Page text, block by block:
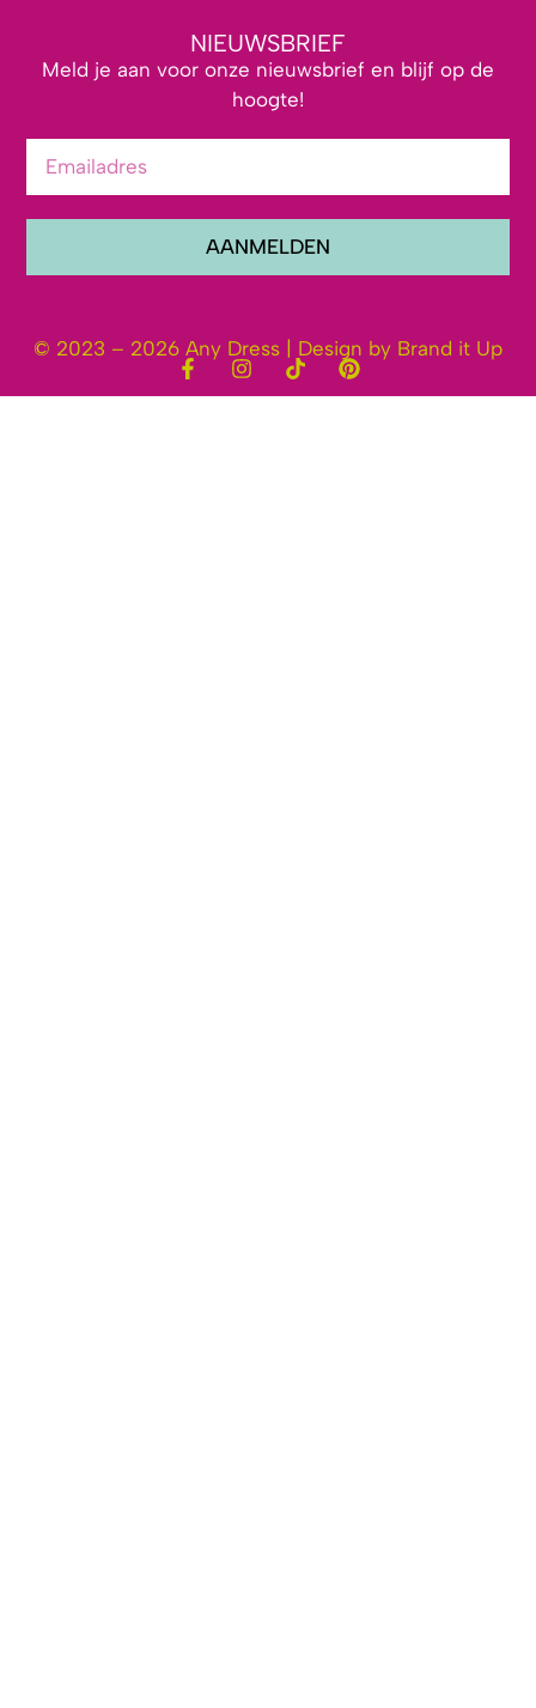
NIEUWSBRIEF
Meld je aan voor onze nieuwsbrief en blijf op de
hoogte!
AANMELDEN
© 2023 – 2026 Any Dress | Design by Brand it Up